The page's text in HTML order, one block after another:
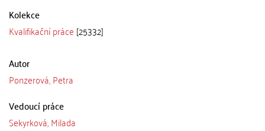
Kolekce
Kvalifikační práce [25332]
Autor
Ponzerová, Petra
Vedoucí práce
Sekyrková, Milada